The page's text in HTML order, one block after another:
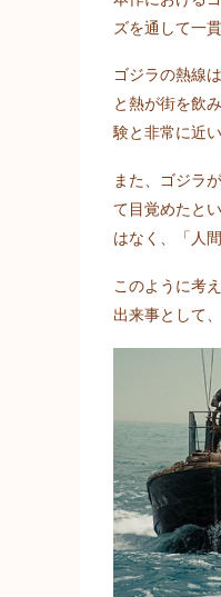
ズを通して一
ゴジラの熱線
と熱が街を飲
験と非常に近
また、ゴジラ
て目覚めたと
はなく、「人
このように考
出来事として